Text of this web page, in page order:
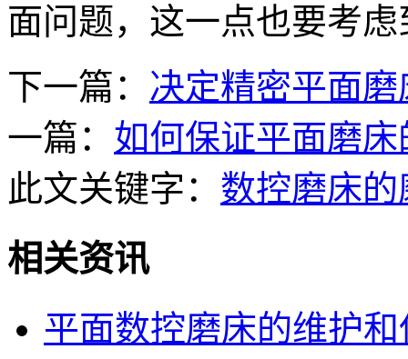
面问题，这一点也要考虑
下一篇： 决定精密平面
一篇： 如何保证平面磨
此文关键字： 数控磨床的
相关资讯
平面数控磨床的维护